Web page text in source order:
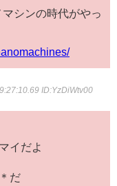
シンの時代がやっ
ID:YzDiWtv00
イだよ
だ